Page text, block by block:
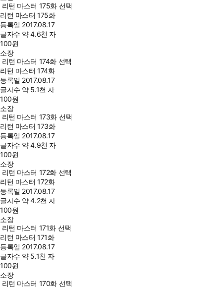
리턴 마스터 175화 선택
리턴 마스터 175화
등록일 2017.08.17
글자수 약 4.6천 자
100원
소장
리턴 마스터 174화 선택
리턴 마스터 174화
등록일 2017.08.17
글자수 약 5.1천 자
100원
소장
리턴 마스터 173화 선택
리턴 마스터 173화
등록일 2017.08.17
글자수 약 4.9천 자
100원
소장
리턴 마스터 172화 선택
리턴 마스터 172화
등록일 2017.08.17
글자수 약 4.2천 자
100원
소장
리턴 마스터 171화 선택
리턴 마스터 171화
등록일 2017.08.17
글자수 약 5.1천 자
100원
소장
리턴 마스터 170화 선택